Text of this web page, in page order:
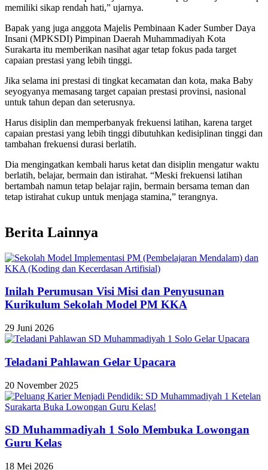
memiliki sikap rendah hati,” ujarnya.
Bapak yang juga anggota Majelis Pembinaan Kader Sumber Daya
Insani (MPKSDI) Pimpinan Daerah Muhammadiyah Kota
Surakarta itu memberikan nasihat agar tetap fokus pada target
capaian prestasi yang lebih tinggi.
Jika selama ini prestasi di tingkat kecamatan dan kota, maka Baby
seyogyanya memasang target capaian prestasi provinsi, nasional
untuk tahun depan dan seterusnya.
Harus disiplin dan memperbanyak frekuensi latihan, karena target
capaian prestasi yang lebih tinggi dibutuhkan kedisiplinan tinggi dan
tambahan frekuensi durasi berlatih.
Dia mengingatkan kembali harus ketat dan disiplin mengatur waktu
berlatih, belajar, bermain dan istirahat. “Meski frekuensi latihan
bertambah namun tetap belajar rajin, bermain bersama teman dan
tetap istirahat cukup untuk menjaga stamina,” terangnya.
Berita Lainnya
Inilah Perumusan Visi Misi dan Penyusunan
Kurikulum Sekolah Model PM KKA
29 Juni 2026
Teladani Pahlawan Gelar Upacara
20 November 2025
SD Muhammadiyah 1 Solo Membuka Lowongan
Guru Kelas
18 Mei 2026